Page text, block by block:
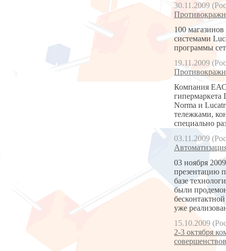
30.11.2009
100
системами
программы
19.11.2009
Компания ЕАС
гипермаркета
Norma и
тележками,
специально
03.11.2009
03 ноября
презентацию
базе
были
уже
15.10.2009
2-3 октября